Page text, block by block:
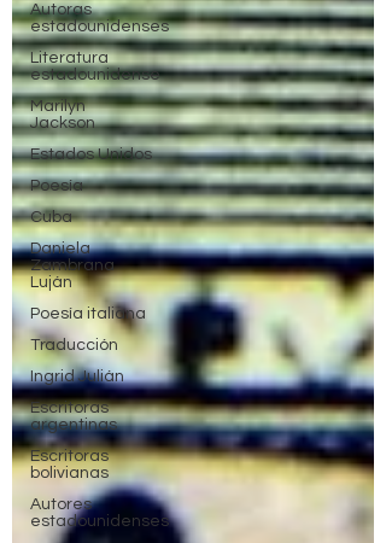
Autoras
estadounidenses
Literatura
estadounidense
Marilyn
Jackson
Estados Unidos
Poesía
Cuba
Daniela
Zambrana
Luján
Poesía italiana
Traducción
Ingrid Julián
Escritoras
argentinas
Escritoras
bolivianas
Autores
estadounidenses